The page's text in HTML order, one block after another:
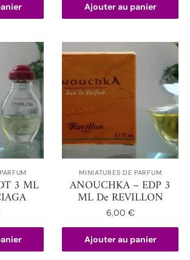
Ajouter au panier
3 ML
MINIATURES DE PARFUM
ANOUCHKA – EDP 3
ML De REVILLON
6,00 €
Ajouter au panier